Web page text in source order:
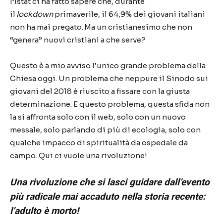
il lockdownprimaverile, il 64,9% dei giovani italiani
non ha mai pregato. Ma un cristianesimo che non
“genera” nuovi cristiani a che serve?
Questo è a mio avviso l’unico grande problema della
Chiesa oggi. Un problema che neppure il Sinodo sui
giovani del 2018 è riuscito a fissare con la giusta
determinazione. E questo problema, questa sfida non
la si affronta solo con il web, solo con un nuovo
messale, solo parlando di più di ecologia, solo con
qualche impacco di spiritualità da ospedale da
campo. Qui ci vuole una rivoluzione!
Una rivoluzione che si lasci guidare dall’evento
più radicale mai accaduto nella storia recente:
l’adulto è morto!